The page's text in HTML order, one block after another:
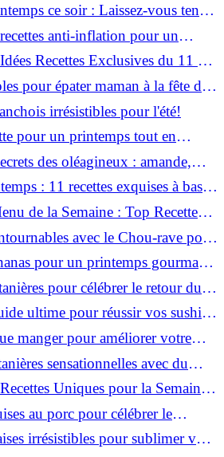
ce soir : Laissez-vous tenter
anti-inflation pour un
!
Recettes Exclusives du 11 au
Manquer !
pour épater maman à la fête des
irrésistibles pour l'été!
pour un printemps tout en
des oléagineux : amande,
: 11 recettes exquises à base
!
de la Semaine : Top Recettes
avec le Chou-rave pour
!
pour un printemps gourmand
pour célébrer le retour du
ultime pour réussir vos sushis
pro!
manger pour améliorer votre
sensationnelles avec du
Uniques pour la Semaine
Mai !au porc pour célébrer le
irrésistibles pour sublimer vos